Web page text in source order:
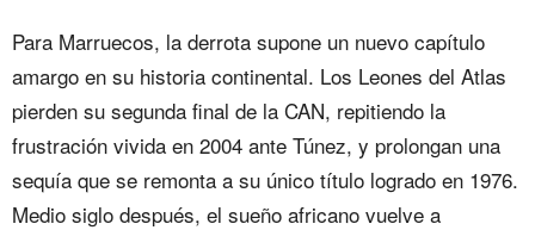
Para Marruecos, la derrota supone un nuevo capítulo
amargo en su historia continental. Los Leones del Atlas
pierden su segunda final de la CAN, repitiendo la
frustración vivida en 2004 ante Túnez, y prolongan una
sequía que se remonta a su único título logrado en 1976.
Medio siglo después, el sueño africano vuelve a